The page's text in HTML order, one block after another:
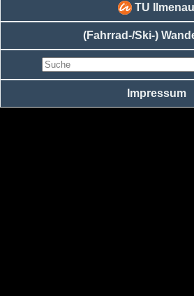
TU Ilmenau
(Fahrrad-/Ski-)
Impressum